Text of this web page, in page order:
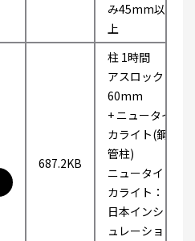
み45mm以
上
687.2KB
柱 1時間
アスロック
60mm
+ ニュータイ
カライト(鋼
管柱)
ニュータイ
カライト：
日本インシ
ュレーショ